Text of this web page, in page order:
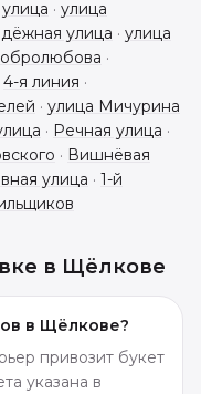
· улица
улица · улица
·
4-я линия ·
· улица Мичурина
· Речная улица ·
· Вишнёвая
улица · 1-й
в Щёлкове
в Щёлкове?
привозит букет
указана в